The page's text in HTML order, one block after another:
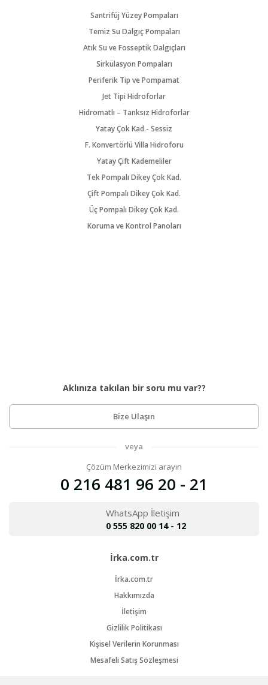
Santrifüj Yüzey Pompaları
Temiz Su Dalgıç Pompaları
Atık Su ve Fosseptik Dalgıçları
Sirkülasyon Pompaları
Periferik Tip ve Pompamat
Jet Tipi Hidroforlar
Hidromatlı – Tanksız Hidroforlar
Yatay Çok Kad.- Sessiz
F. Konvertörlü Villa Hidroforu
Yatay Çift Kademeliler
Tek Pompalı Dikey Çok Kad.
Çift Pompalı Dikey Çok Kad.
Üç Pompalı Dikey Çok Kad.
Koruma ve Kontrol Panoları
Aklınıza takılan bir soru mu var??
Bize Ulaşın
veya
Çözüm Merkezimizi arayın
0 216 481 96 20 - 21
WhatsApp İletişim
0 555 820 00 14 - 12
İrka.com.tr
İrka.com.tr
Hakkımızda
İletişim
Gizlilik Politikası
Kişisel Verilerin Korunması
Mesafeli Satış Sözleşmesi